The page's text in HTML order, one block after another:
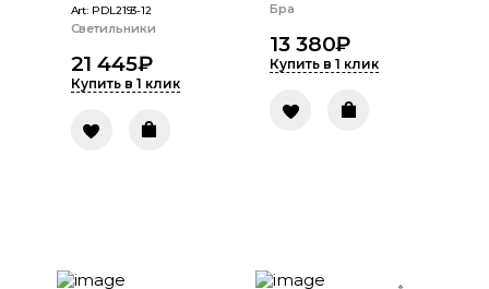
Art: PDL2193-12
Светильники
21 445₽
Купить в 1 клик
Бра
13 380₽
Купить в 1 клик